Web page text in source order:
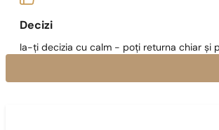
Decizi
Ia-ți decizia cu calm - poți returna chiar și